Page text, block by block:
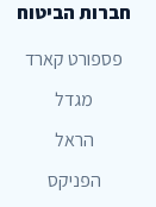
חברות הביטוח
פספורט קארד
מגדל
הראל
הפניקס